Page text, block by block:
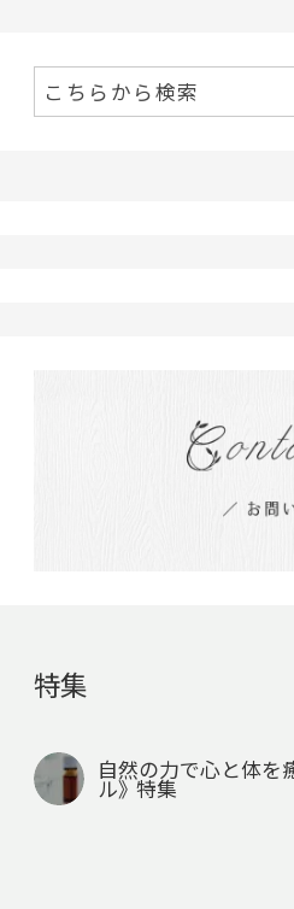
特集
自然の力で心と体を
ル》 特集